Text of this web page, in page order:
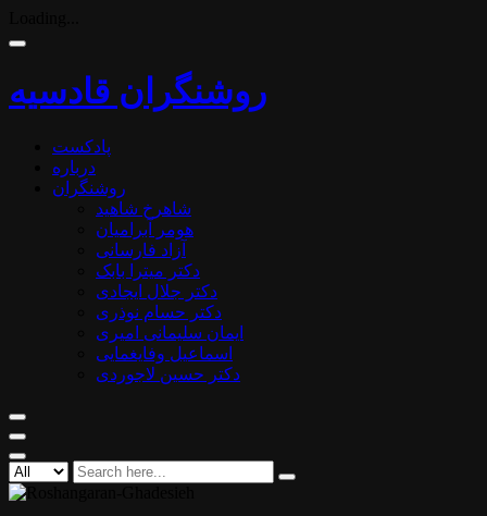
روشنگران قادسیه
پادکست
درباره
روشنگران
شاهرخ شاهید
هومر آبرامیان
آزاد فارسانی
دکتر میترا بابک
دکتر جلال ایجادی
دکتر حسام نوذری
ایمان سلیمانی امیری
اسماعیل وفایغمایی
دکتر حسین لاجوردی